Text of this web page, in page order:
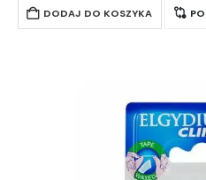
dziąsła…
DODAJ DO KOSZYKA